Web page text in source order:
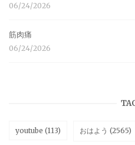
06/24/2026
筋肉痛
06/24/2026
youtube (113) おはよう (2565)